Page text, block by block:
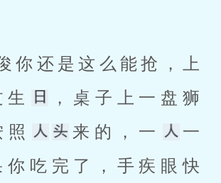
，桌子上一盘狮
照 来的，一
一
你吃完了，手疾眼快